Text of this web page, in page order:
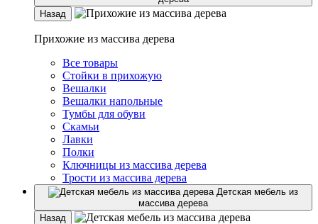
Назад
Прихожие из массива дерева
Все товары
Стойки в прихожую
Вешалки
Вешалки напольные
Тумбы для обуви
Скамьи
Лавки
Полки
Ключницы из массива дерева
Трости из массива дерева
Детская мебель из
массива дерева
Назад